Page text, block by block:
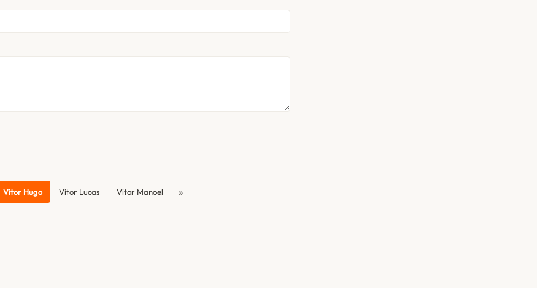
Vitor Hugo Vitor Lucas Vitor Manoel »